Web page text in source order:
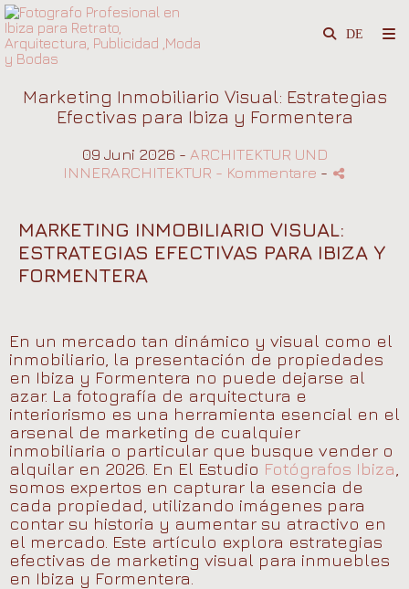
Marketing Inmobiliario Visual: Estrategias
Efectivas para Ibiza y Formentera
09 Juni 2026 - ARCHITEKTUR UND
INNERARCHITEKTUR - Kommentare -
MARKETING INMOBILIARIO VISUAL:
ESTRATEGIAS EFECTIVAS PARA IBIZA Y
FORMENTERA
En un mercado tan dinámico y visual como el
inmobiliario, la presentación de propiedades
en Ibiza y Formentera no puede dejarse al
azar. La fotografía de arquitectura e
interiorismo es una herramienta esencial en el
arsenal de marketing de cualquier
inmobiliaria o particular que busque vender o
alquilar en 2026. En El Estudio Fotógrafos Ibiza
somos expertos en capturar la esencia de
cada propiedad, utilizando imágenes para
contar su historia y aumentar su atractivo en
el mercado. Este artículo explora estrategias
efectivas de marketing visual para inmuebles
en Ibiza y Formentera.